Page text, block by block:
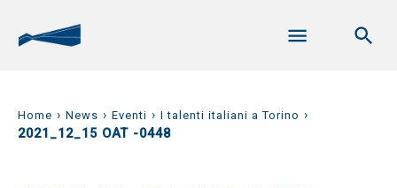
Home › News › Eventi › I talenti italiani a Torino ›
2021_12_15 OAT -0448